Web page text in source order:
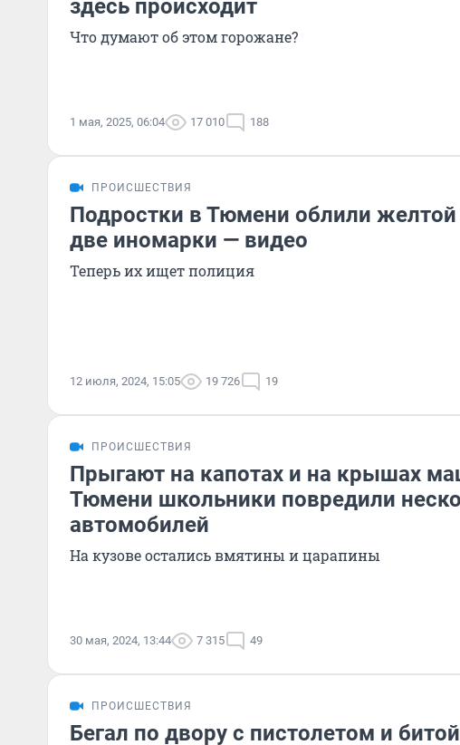
здесь происходит
Что думают об этом горожане?
1 мая, 2025, 06:04 17 010 188
ПРОИСШЕСТВИЯ
Подростки в Тюмени облили желтой
две иномарки — видео
Теперь их ищет полиция
12 июля, 2024, 15:05 19 726 19
ПРОИСШЕСТВИЯ
Прыгают на капотах и на крышах
Тюмени школьники повредили
автомобилей
На кузове остались вмятины и царапины
30 мая, 2024, 13:44 7 315 49
ПРОИСШЕСТВИЯ
Бегал по двору с пистолетом и